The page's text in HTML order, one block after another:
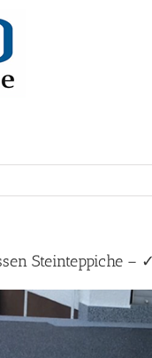
Steinteppiche